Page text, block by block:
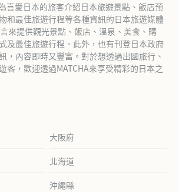
喜愛日本的旅客介紹日本旅遊景點、飯店預
和最佳旅遊行程等各種資訊的日本旅遊媒體
來提供觀光景點、飯店、溫泉、美食、購
及最佳旅遊行程。此外，也有刊登日本政府
，內容即時又豐富。對於想透過出國旅行、
客，歡迎透過MATCHA來享受精彩的日本之
大阪府
北海道
沖繩縣